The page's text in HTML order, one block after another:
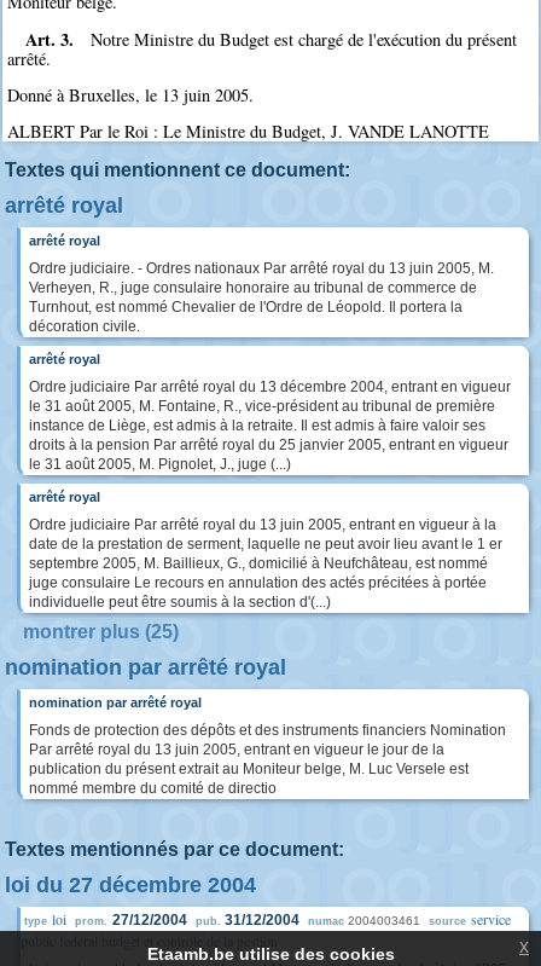
Art. 3.
Notre Ministre du Budget est chargé de l'exécution du présent
arrêté.
Donné à Bruxelles, le 13 juin 2005.
ALBERT Par le Roi : Le Ministre du Budget, J. VANDE LANOTTE
Textes qui mentionnent ce document:
arrêté royal
arrêté royal
Ordre judiciaire. - Ordres nationaux Par arrêté royal du 13 juin 2005, M.
Verheyen, R., juge consulaire honoraire au tribunal de commerce de
Turnhout, est nommé Chevalier de l'Ordre de Léopold. Il portera la
décoration civile.
arrêté royal
Ordre judiciaire Par arrêté royal du 13 décembre 2004, entrant en vigueur
le 31 août 2005, M. Fontaine, R., vice-président au tribunal de première
instance de Liège, est admis à la retraite. Il est admis à faire valoir ses
droits à la pension Par arrêté royal du 25 janvier 2005, entrant en vigueur
le 31 août 2005, M. Pignolet, J., juge (...)
arrêté royal
Ordre judiciaire Par arrêté royal du 13 juin 2005, entrant en vigueur à la
date de la prestation de serment, laquelle ne peut avoir lieu avant le 1 er
septembre 2005, M. Baillieux, G., domicilié à Neufchâteau, est nommé
juge consulaire Le recours en annulation des actés précitées à portée
individuelle peut être soumis à la section d'(...)
montrer plus (25)
nomination par arrêté royal
nomination par arrêté royal
Fonds de protection des dépôts et des instruments financiers Nomination
Par arrêté royal du 13 juin 2005, entrant en vigueur le jour de la
publication du présent extrait au Moniteur belge, M. Luc Versele est
nommé membre du comité de directio
Textes mentionnés par ce document:
loi du 27 décembre 2004
type loi prom. 27/12/2004 pub. 31/12/2004 numac 2004003461 source service
Etaamb.be utilise des cookies x